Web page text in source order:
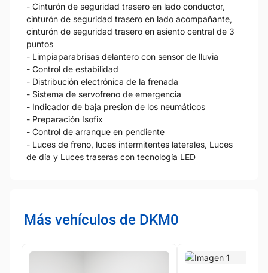
- Cinturón de seguridad trasero en lado conductor,
cinturón de seguridad trasero en lado acompañante,
cinturón de seguridad trasero en asiento central de 3
puntos
- Limpiaparabrisas delantero con sensor de lluvia
- Control de estabilidad
- Distribución electrónica de la frenada
- Sistema de servofreno de emergencia
- Indicador de baja presion de los neumáticos
- Preparación Isofix
- Control de arranque en pendiente
- Luces de freno, luces intermitentes laterales, Luces
de día y Luces traseras con tecnología LED
Más vehículos de DKM0